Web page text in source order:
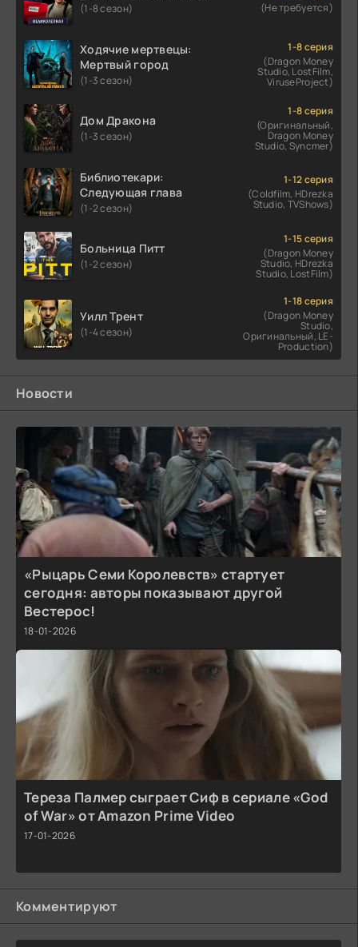
(1-8 сезон)
(Не требуется)
Ходячие мертвецы:
Мертвый город
(1-3 сезон)
1-8 серия
(Dragon Money
Studio, LostFilm,
ViruseProject)
Дом Дракона
(1-3 сезон)
1-8 серия
(Оригинальный,
Dragon Money
Studio, Syncmer)
Библиотекари:
Следующая глава
(1-2 сезон)
1-12 серия
(Coldfilm, HDrezka
Studio, TVShows)
Больница Питт
(1-2 сезон)
1-15 серия
(Dragon Money
Studio, HDrezka
Studio, LostFilm)
Уилл Трент
(1-4 сезон)
1-18 серия
(Dragon Money
Studio,
Оригинальный, LE-
Production)
Новости
«Рыцарь Семи Королевств» стартует
сегодня: авторы показывают другой
Вестерос!
18-01-2026
Тереза Палмер сыграет Сиф в сериале «God
of War» от Amazon Prime Video
17-01-2026
Комментируют